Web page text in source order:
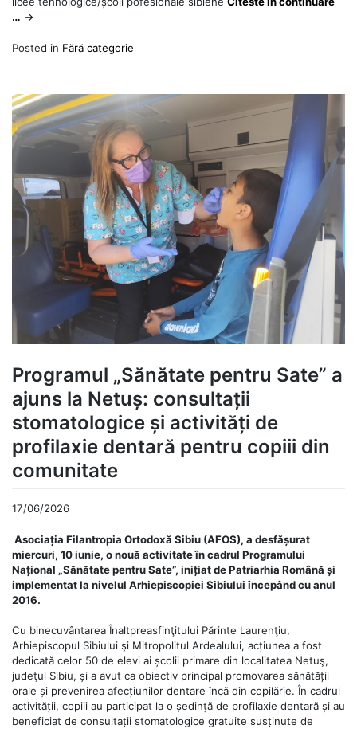
… →
Posted in Fără categorie
Programul „Sănătate pentru Sate” a
ajuns la Netuș: consultații
stomatologice și activități de
profilaxie dentară pentru copiii din
comunitate
17/06/2026
Asociația Filantropia Ortodoxă Sibiu (AFOS), a desfășurat
miercuri, 10 iunie, o nouă activitate în cadrul Programului
Național „Sănătate pentru Sate”, inițiat de Patriarhia Română și
implementat la nivelul Arhiepiscopiei Sibiului începând cu anul
2016.
Cu binecuvântarea Înaltpreasfinţitului Părinte Laurenţiu,
Arhiepiscopul Sibiului şi Mitropolitul Ardealului, acțiunea a fost
dedicată celor 50 de elevi ai școlii primare din localitatea Netuş,
judeţul Sibiu, și a avut ca obiectiv principal promovarea sănătății
orale și prevenirea afecțiunilor dentare încă din copilărie. În cadrul
activității, copiii au participat la o ședință de profilaxie dentară și au
beneficiat de consultații stomatologice gratuite susținute de